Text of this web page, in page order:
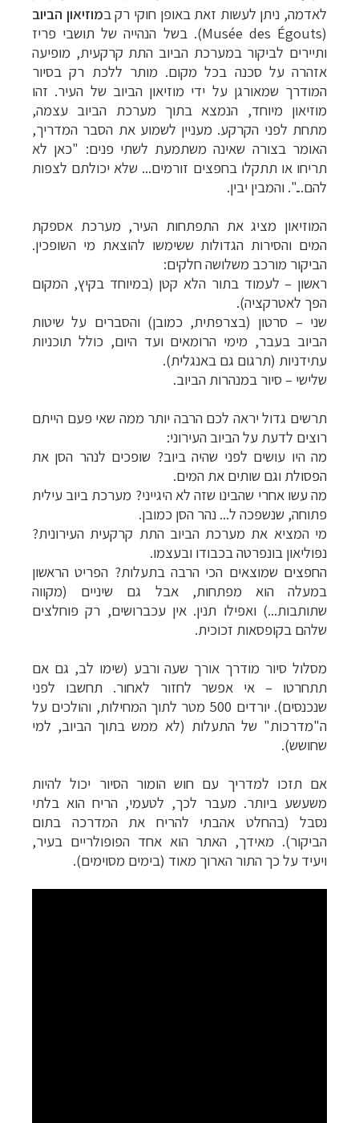
לאדמה, ניתן לעשות זאת באופן חוקי רק במוזיאון הביוב
(
Musée des Égouts). בשל הנהייה של תושבי פריז
ותיירים לביקור במערכת הביוב התת קרקעית, מופיעה
אזהרה על סכנה בכל מקום. מותר ללכת רק בסיור
המודרך שמאורגן על ידי מוזיאון הביוב של העיר. זהו
מוזיאון מיוחד, הנמצא בתוך מערכת הביוב עצמה,
מתחת לפני הקרקע. מעניין לשמוע את הסבר המדריך,
האומר בצורה שאינה משתמעת לשתי פנים: "כאן לא
תריחו או תתקלו בחפצים זורמים... שלא יכולתם לצפות
להם...". והמבין יבין.
המוזיאון מציג את התפתחות העיר, מערכת אספקת
המים והסירות הגדולות ששימשו להוצאת מי השופכין.
הביקור מורכב משלושה חלקים:
ראשון –לעמוד בתור הלא קטן (במיוחד בקיץ, המקום
הפך לאטרקציה).
שני– סרטון (בצרפתית, כמובן) והסברים על שיטות
הביוב בעבר, מימי הרומאים ועד היום, כולל תוכניות
עתידניות (תרגום גם באנגלית).
שלישי – סיור במנהרות הביוב.
תרשים גדול יראה לכם הרבה יותר ממה שאי פעם הייתם
רוצים לדעת על הביוב העירוני:
מה היו עושים לפני שהיה ביוב? שופכים לנהר הסן את
הפסולת וגם שותים את המים.
מה עשו אחרי שהבינו שזה לא היגייני? מערכת ביוב עילית
פתוחה, שנשפכה ל... נהר הסן כמובן.
מי המציא את מערכת הביוב התת קרקעית העירונית?
נפוליאון בונפרטה בכבודו ובעצמו.
החפצים שמוצאים הכי הרבה בתעלות? הפריט הראשון
במעלה הוא מפתחות, אבל גם שיניים (מקווה
שתותבות...) ואפילו תנין. אין עכברושים, רק פוחלצים
שלהם בקופסאות זכוכית.
מסלול סיור מודרך אורך שעה ורבע (שימו לב, גם אם
תתחרטו –אי אפשר לחזור לאחור. תחשבו לפני
שנכנסים). יורדים 500 מטר לתוך המחילות, והולכים על
ה"מדרכות" של התעלות (לא ממש בתוך הביוב, למי
שחושש).
אם תזכו למדריך עם חוש הומור הסיור יכול להיות
משעשע ביותר. מעבר לכך, לטעמי, הריח הוא בלתי
נסבל (בהחלט אהבתי להריח את המדרכה בתום
הביקור). מאידך, האתר הוא אחד הפופולריים בעיר,
ויעיד על כך התור הארוך מאוד (בימים מסוימים).